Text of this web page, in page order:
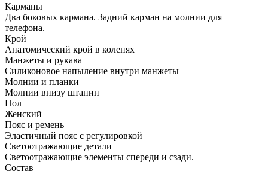
Карманы
Два боковых кармана. Задний карман на молнии для
телефона.
Крой
Анатомический крой в коленях
Манжеты и рукава
Cиликоновое напыление внутри манжеты
Молнии и планки
Молнии внизу штанин
Пол
Женский
Пояс и ремень
Эластичный пояс с регулировкой
Светоотражающие детали
Светоотражающие элементы спереди и сзади.
Состав